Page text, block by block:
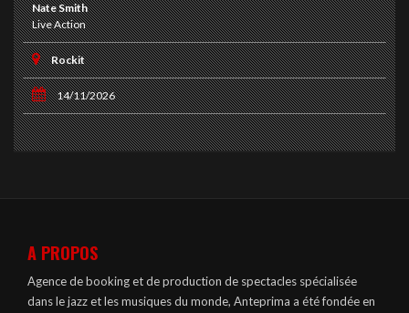
Nate Smith
Live Action
Rockit
14/11/2026
A PROPOS
Agence de booking et de production de spectacles spécialisée
dans le jazz et les musiques du monde, Anteprima a été fondée en